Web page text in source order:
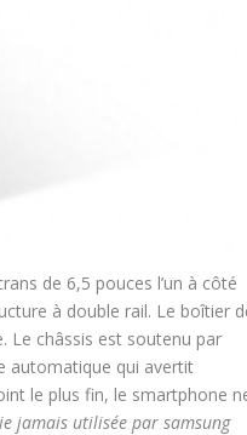
de 6,5 pouces l’un à côté
à double rail. Le boîtier
Le châssis est soutenu par
automatique qui avertit
le plus fin, le smartphone
jamais utilisée par samsung